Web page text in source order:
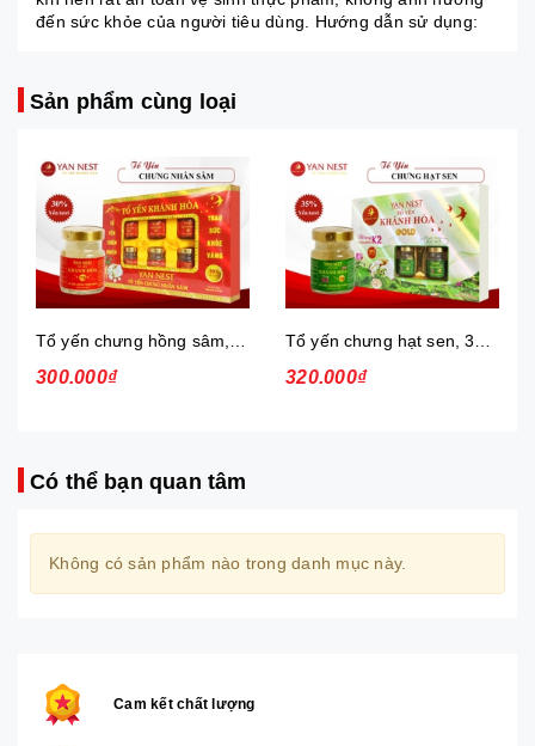
đến sức khỏe của người tiêu dùng. Hướng dẫn sử dụng:
Sản phẩm cùng loại
300.000₫ 320.000₫
Có thể bạn quan tâm
Không có sản phẩm nào trong danh mục này.
Cam kết chất lượng